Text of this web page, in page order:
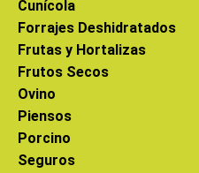
Cunícola
Forrajes Deshidratados
Frutas y Hortalizas
Frutos Secos
Ovino
Piensos
Porcino
Seguros